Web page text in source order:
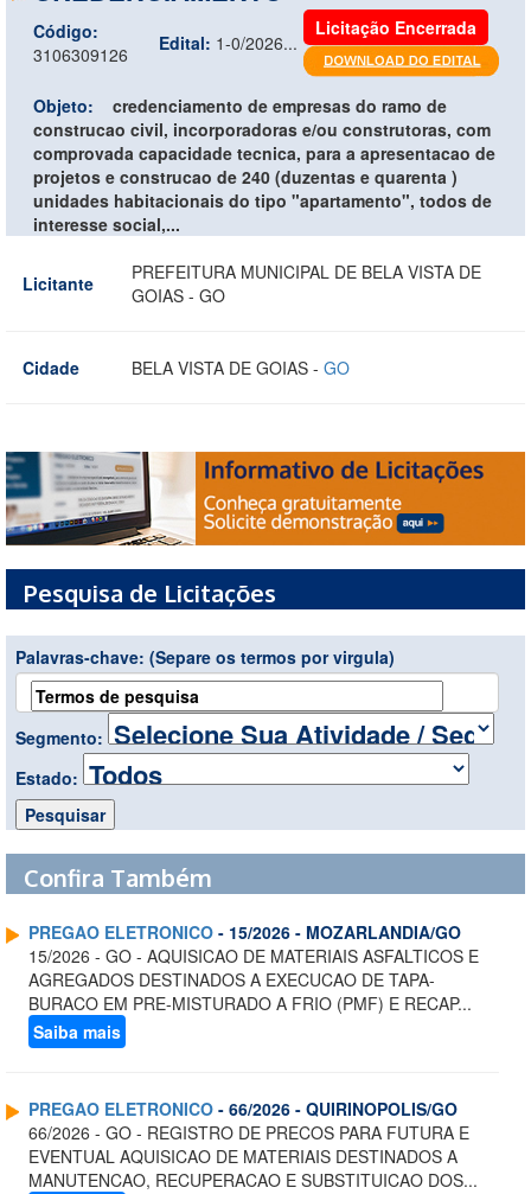
Código:
3106309126
Edital: 1-0/2026...
Licitação Encerrada
Objeto:
credenciamento de empresas do ramo de
construcao civil, incorporadoras e/ou construtoras, com
comprovada capacidade tecnica, para a apresentacao de
projetos e construcao de 240 (duzentas e quarenta )
unidades habitacionais do tipo "apartamento", todos de
interesse social,...
Licitante
PREFEITURA MUNICIPAL DE BELA VISTA DE
GOIAS - GO
Cidade BELA VISTA DE GOIAS - GO
Pesquisa de Licitações
Palavras-chave: (Separe os termos por virgula)
Segmento:
Estado:
Confira Também
PREGAO ELETRONICO - 15/2026 - MOZARLANDIA/GO
15/2026 - GO - AQUISICAO DE MATERIAIS ASFALTICOS E
AGREGADOS DESTINADOS A EXECUCAO DE TAPA-
BURACO EM PRE-MISTURADO A FRIO (PMF) E RECAP...
Saiba mais
PREGAO ELETRONICO - 66/2026 - QUIRINOPOLIS/GO
66/2026 - GO - REGISTRO DE PRECOS PARA FUTURA E
EVENTUAL AQUISICAO DE MATERIAIS DESTINADOS A
MANUTENCAO, RECUPERACAO E SUBSTITUICAO DOS...